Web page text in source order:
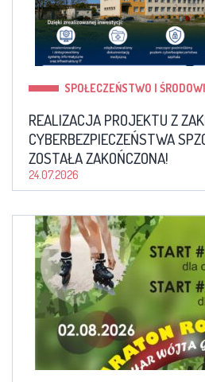
SPOŁECZEŃSTWO I
REALIZACJA PROJEKTU Z
CYBERBEZPIECZEŃSTWA
ZOSTAŁA ZAKOŃCZONA!
24.07.2026